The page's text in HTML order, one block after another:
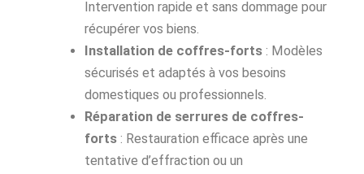
Intervention rapide et sans dommage pour
récupérer vos biens.
Installation de coffres-forts : Modèles
sécurisés et adaptés à vos besoins
domestiques ou professionnels.
Réparation de serrures de coffres-
forts : Restauration efficace après une
tentative d’effraction ou un